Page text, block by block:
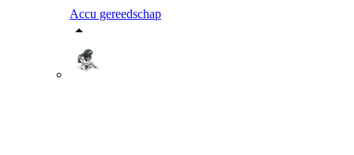
Accu gereedschap